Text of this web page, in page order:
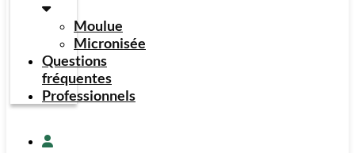
Moulue
Micronisée
Questions
fréquentes
Professionnels